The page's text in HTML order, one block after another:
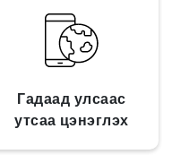
Гадаад улсаас
утсаа цэнэглэх